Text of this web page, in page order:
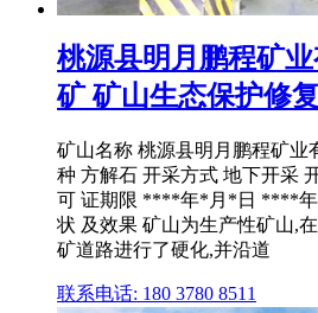
桃源县明月鹏程矿
矿 矿山生态保护修
矿山名称 桃源县明月鹏程矿业
种 方解石 开采方式 地下开采
可 证期限 ****年*月*日 ****
状 及效果 矿山为生产性矿山,
矿道路进行了硬化,并沿道
联系电话: 180 3780 8511